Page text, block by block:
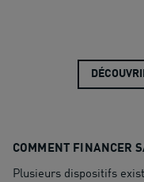
COMMENT FINANCER
Plusieurs dispositifs